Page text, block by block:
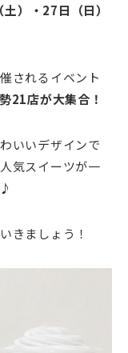
）・27日（日）
されるイベント
21店が大集合！
いいデザインで
気スイーツが一
きましょう！